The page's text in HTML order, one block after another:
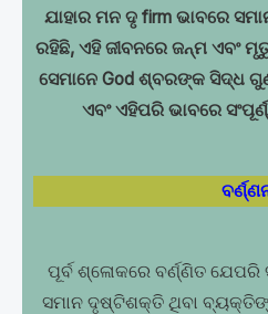
ଯାହାର ମନ ଦୃ firm ଭାବରେ
ରହିଛି, ଏହି ଜୀବନରେ ଜନ୍ମ ଏବଂ
ସେମାନେ God ଶ୍ବରଙ୍କ ସିଦ୍ଧ
ଏବଂ ଏହିପରି ଭାବରେ
ପୂର୍ବ ଶ୍ଳୋକରେ ବର୍ଣ୍ଣିତ
ସମାନ ଦୃଷ୍ଟିଶକ୍ତି ଥିବା